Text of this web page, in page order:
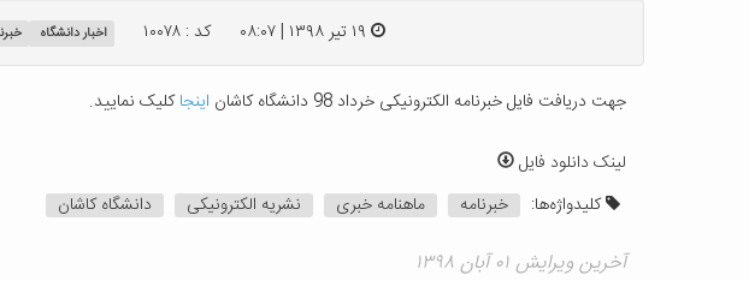
۱۹ تیر ۱۳۹۸ | ۰۸:۰۷ کد : ۱۰۰۷۸ اخبار دانشگاه
جهت دریافت فایل خبرنامه الکترونیکی خرداد 98 دانشگاه کاشان اینجاکلیک نمایید.
لینک دانلود فایل
کلیدواژه‌ها:
خبرنامه ماهنامه خبری نشریه الکترونیکی دانشگاه کاشان
آخرین ویرایش ۰۱ آبان ۱۳۹۸